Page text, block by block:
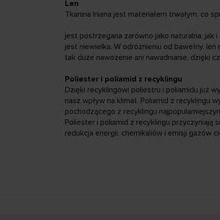
Len
Tkanina lniana jest materiałem trwałym, co
jest postrzegana zarówno jako naturalna, jak
jest niewielka. W odróżnieniu od bawełny,
tak duże nawożenie ani nawadnianie, dzięki
Poliester i poliamid z recyklingu
Dzięki recyklingowi poliestru i poliamidu już
nasz wpływ na klimat. Poliamid z recyklingu
pochodzącego z recyklingu
Poliester i poliamid z recyklingu przyczyniają
redukcja energii, chemikaliów i emisji gazów